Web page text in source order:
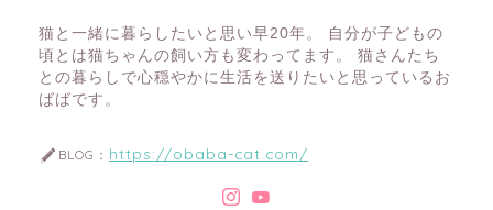
猫と一緒に暮らしたいと思い早20年。 自分が子どもの
頃とは猫ちゃんの飼い方も変わってます。 猫さんたち
との暮らしで心穏やかに生活を送りたいと思っているお
ばばです。
BLOG： https://obaba-cat.com/